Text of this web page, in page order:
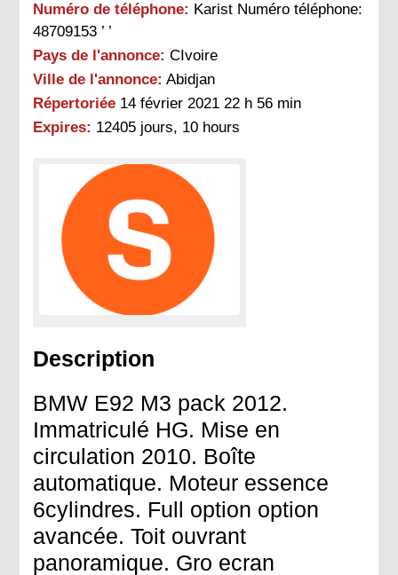
Numéro de téléphone: Karist Numéro téléphone:
48709153 ’ ’
Pays de l'annonce: CIvoire
Ville de l'annonce: Abidjan
Répertoriée 14 février 2021 22 h 56 min
Expires: 12405 jours, 10 hours
Description
BMW E92 M3 pack 2012.
Immatriculé HG. Mise en
circulation 2010. Boîte
automatique. Moteur essence
6cylindres. Full option option
avancée. Toit ouvrant
panoramique. Gro ecran